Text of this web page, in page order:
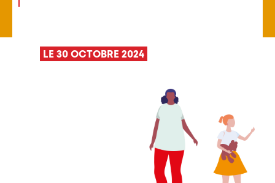
LE 30 OCTOBRE 2024